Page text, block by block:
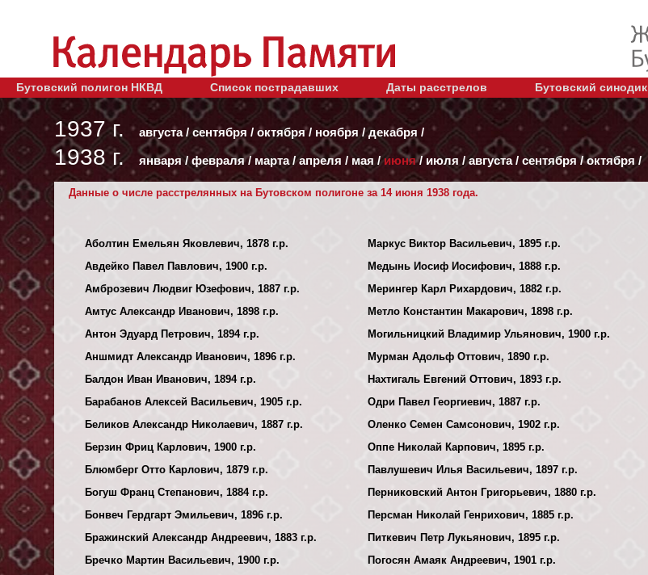
Бутовский полигон НКВД Список пострадавших Даты расстрелов Бутовский синодик
1937 г. августа/сентября / октября/ ноября /декабря /
1938 г. января/февраля/ марта/апреля / мая /июня/июля /августа/ сентября/октября /
Данные о числе расстрелянных на Бутовском полигоне за 14 июня 1938 года.
Аболтин Емельян Яковлевич, 1878 г.р.
Авдейко Павел Павлович, 1900 г.р.
Амброзевич Людвиг Юзефович, 1887 г.р.
Амтус Александр Иванович, 1898 г.р.
Антон Эдуард Петрович, 1894 г.р.
Аншмидт Александр Иванович, 1896 г.р.
Балдон Иван Иванович, 1894 г.р.
Барабанов Алексей Васильевич, 1905 г.р.
Беликов Александр Николаевич, 1887 г.р.
Берзин Фриц Карлович, 1900 г.р.
Блюмберг Отто Карлович, 1879 г.р.
Богуш Франц Степанович, 1884 г.р.
Бонвеч Гердгарт Эмильевич, 1896 г.р.
Бражинский Александр Андреевич, 1883 г.р.
Бречко Мартин Васильевич, 1900 г.р.
Маркус Виктор Васильевич, 1895 г.р.
Медынь Иосиф Иосифович, 1888 г.р.
Мерингер Карл Рихардович, 1882 г.р.
Метло Константин Макарович, 1898 г.р.
Могильницкий Владимир Ульянович, 1900 г.р.
Мурман Адольф Оттович, 1890 г.р.
Нахтигаль Евгений Оттович, 1893 г.р.
Одри Павел Георгиевич, 1887 г.р.
Оленко Семен Самсонович, 1902 г.р.
Оппе Николай Карпович, 1895 г.р.
Павлушевич Илья Васильевич, 1897 г.р.
Перниковский Антон Григорьевич, 1880 г.р.
Персман Николай Генрихович, 1885 г.р.
Питкевич Петр Лукьянович, 1895 г.р.
Погосян Амаяк Андреевич, 1901 г.р.